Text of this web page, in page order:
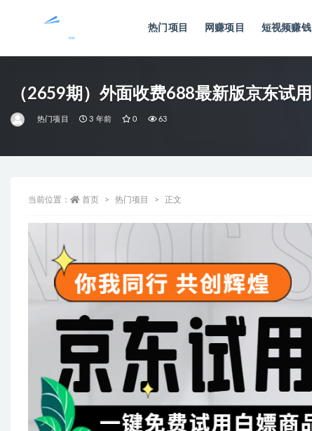
热门项目 网赚项目 短视频赚钱
（2659期）外面收费688最新版京东试
热门项目 3 年前 0 63
当前位置： 首页 热门项目 正文